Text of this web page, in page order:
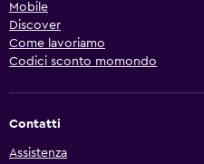
Mobile
Discover
Come lavoriamo
Codici sconto momondo
Contatti
Assistenza